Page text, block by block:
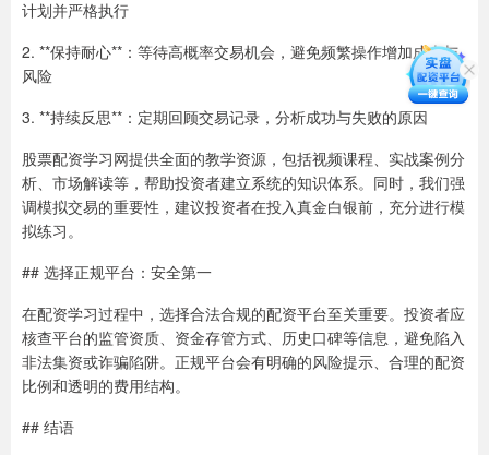
计划并严格执行
2. **保持耐心**：等待高概率交易机会，避免频繁操作增加成本与
风险
3. **持续反思**：定期回顾交易记录，分析成功与失败的原因
股票配资学习网提供全面的教学资源，包括视频课程、实战案例分
析、市场解读等，帮助投资者建立系统的知识体系。同时，我们强
调模拟交易的重要性，建议投资者在投入真金白银前，充分进行模
拟练习。
## 选择正规平台：安全第一
在配资学习过程中，选择合法合规的配资平台至关重要。投资者应
核查平台的监管资质、资金存管方式、历史口碑等信息，避免陷入
非法集资或诈骗陷阱。正规平台会有明确的风险提示、合理的配资
比例和透明的费用结构。
## 结语